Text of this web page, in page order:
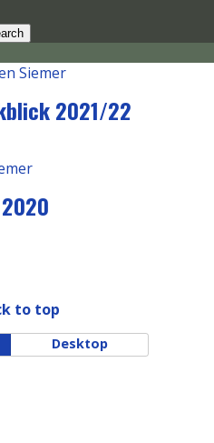
Siemer
2021/22
to top
Desktop